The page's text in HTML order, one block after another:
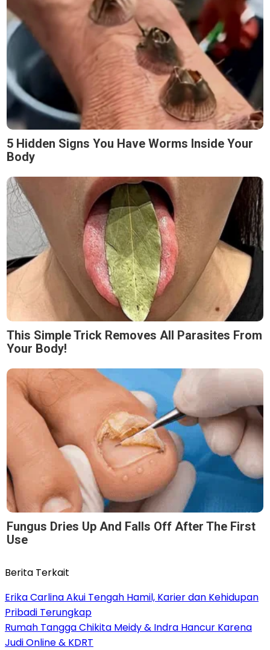
5 Hidden Signs You Have Worms Inside Your
Body
This Simple Trick Removes All Parasites From
Your Body!
Fungus Dries Up And Falls Off After The First
Use
Berita Terkait
Erika Carlina Akui Tengah Hamil, Karier dan Kehidupan
Pribadi Terungkap
Rumah Tangga Chikita Meidy & Indra Hancur Karena
Judi Online & KDRT